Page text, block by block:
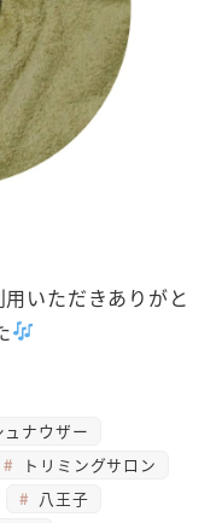
いただきありがと
ュナウザー
トリミングサロン
八王子